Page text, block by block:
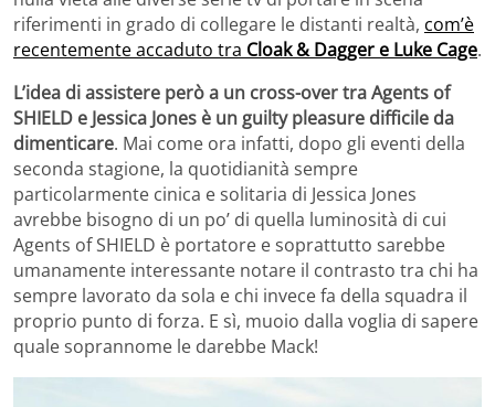
riferimenti in grado di collegare le distanti realtà, com’è
recentemente accaduto tra Cloak & Dagger e Luke Cage.
L’idea di assistere però a un cross-over tra Agents of
SHIELD e Jessica Jones è un guilty pleasure difficile da
dimenticare. Mai come ora infatti, dopo gli eventi della
seconda stagione, la quotidianità sempre
particolarmente cinica e solitaria di Jessica Jones
avrebbe bisogno di un po’ di quella luminosità di cui
Agents of SHIELD è portatore e soprattutto sarebbe
umanamente interessante notare il contrasto tra chi ha
sempre lavorato da sola e chi invece fa della squadra il
proprio punto di forza. E sì, muoio dalla voglia di sapere
quale soprannome le darebbe Mack!